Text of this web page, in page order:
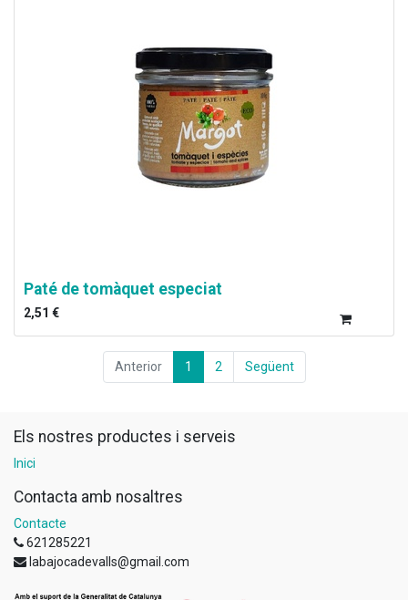
Paté de tomàquet especiat
2,51 €
Anterior 1 2 Següent
Els nostres productes i serveis
Inici
Contacta amb nosaltres
Contacte
621285221
labajocadevalls@gmail.com